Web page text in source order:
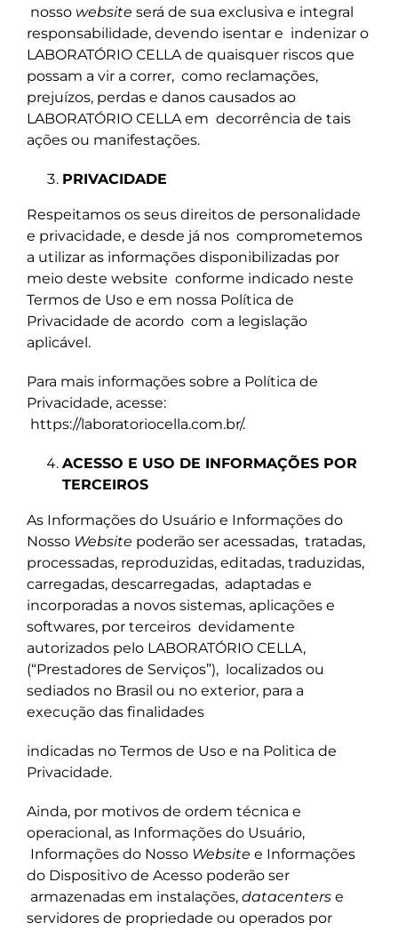
nosso website será de sua exclusiva e integral
responsabilidade, devendo isentar e indenizar o
LABORATÓRIO CELLA de quaisquer riscos que
possam a vir a correr, como reclamações,
prejuízos, perdas e danos causados ao
LABORATÓRIO CELLA em decorrência de tais
ações ou manifestações.
PRIVACIDADE
Respeitamos os seus direitos de personalidade
e privacidade, e desde já nos comprometemos
a utilizar as informações disponibilizadas por
meio deste website conforme indicado neste
Termos de Uso e em nossa Política de
Privacidade de acordo com a legislação
aplicável.
Para mais informações sobre a Política de
Privacidade, acesse:
https://laboratoriocella.com.br/.
ACESSO E USO DE INFORMAÇÕES POR
TERCEIROS
As Informações do Usuário e Informações do
Nosso Website poderão ser acessadas, tratadas,
processadas, reproduzidas, editadas, traduzidas,
carregadas, descarregadas, adaptadas e
incorporadas a novos sistemas, aplicações e
softwares, por terceiros devidamente
autorizados pelo LABORATÓRIO CELLA,
(“Prestadores de Serviços”), localizados ou
sediados no Brasil ou no exterior, para a
execução das finalidades
indicadas no Termos de Uso e na Politica de
Privacidade.
Ainda, por motivos de ordem técnica e
operacional, as Informações do Usuário,
Informações do Nosso Website e Informações
do Dispositivo de Acesso poderão ser
armazenadas em instalações, datacenters e
servidores de propriedade ou operados por